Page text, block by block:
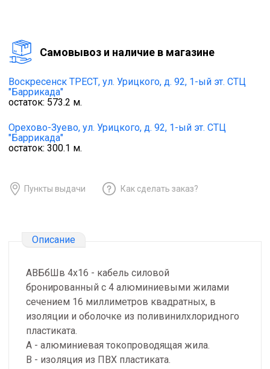
Cамовывоз и наличие в магазине
Воскресенск ТРЕСТ, ул. Урицкого, д. 92, 1-ый эт. СТЦ
"Баррикада"
остаток: 573.2 м.
Орехово-Зуево, ул. Урицкого, д. 92, 1-ый эт. СТЦ
"Баррикада"
остаток: 300.1 м.
Пункты выдачи Как сделать заказ?
Описание
АВБбШв 4х16 - кабель силовой
бронированный с 4 алюминиевыми жилами
сечением 16 миллиметров квадратных, в
изоляции и оболочке из поливинилхлоридного
пластиката.
А - алюминиевая токопроводящая жила.
В - изоляция из ПВХ пластиката.